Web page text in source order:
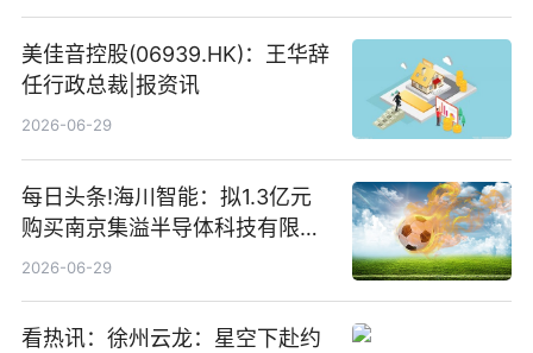
美佳音控股(06939.HK)：王华辞
任行政总裁|报资讯
2026-06-29
每日头条!海川智能：拟1.3亿元
购买南京集溢半导体科技有限公
司15.3%股权
2026-06-29
看热讯：徐州云龙：星空下赴约